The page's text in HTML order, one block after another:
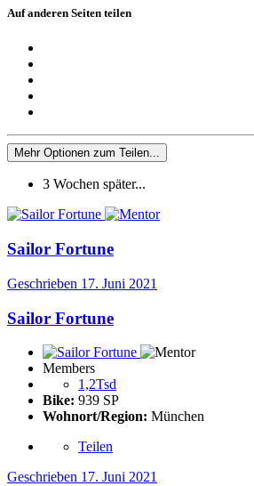
Auf anderen Seiten teilen
Mehr Optionen zum Teilen...
3 Wochen später...
Sailor Fortune
Geschrieben 17. Juni 2021
Sailor Fortune
Members
1,2Tsd
Bike: 939 SP
Wohnort/Region: München
Teilen
Geschrieben 17. Juni 2021